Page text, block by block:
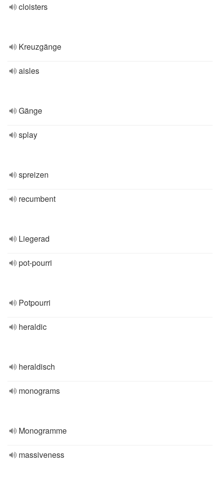
cloisters
Kreuzgänge
aisles
Gänge
splay
spreizen
recumbent
Liegerad
pot-pourri
Potpourri
heraldic
heraldisch
monograms
Monogramme
massiveness